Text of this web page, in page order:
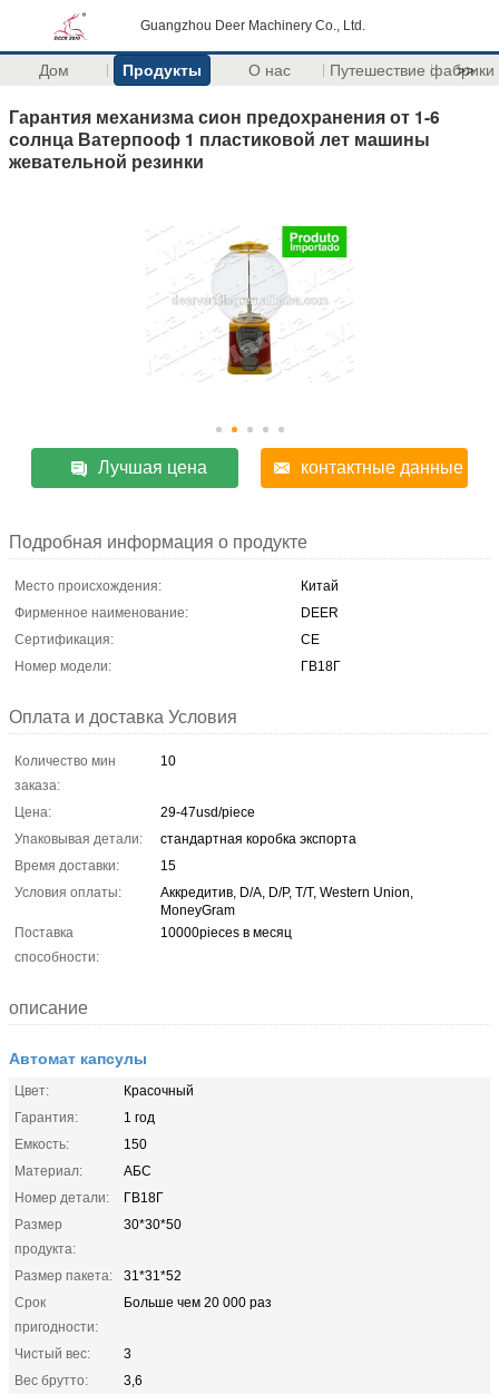
Guangzhou Deer Machinery Co., Ltd.
Дом Продукты О нас Путешествие фабрики
>>
Гарантия механизма сион предохранения от 1-6
солнца Ватерпооф 1 пластиковой лет машины
жевательной резинки
Лучшая цена контактные данные
Подробная информация о продукте
Место происхождения:
Китай
Фирменное наименование:
DEER
Сертификация:
CE
Номер модели:
ГВ18Г
Оплата и доставка Условия
Количество мин
заказа:
10
Цена:
29-47usd/piece
Упаковывая детали:
стандартная коробка экспорта
Время доставки:
15
Условия оплаты:
Аккредитив, D/A, D/P, T/T, Western Union,
MoneyGram
Поставка
способности:
10000pieces в месяц
описание
Автомат капсулы
Цвет:
Красочный
Гарантия:
1 год
Емкость:
150
Материал:
АБС
Номер детали:
ГВ18Г
Размер
продукта:
30*30*50
Размер пакета:
31*31*52
Срок
пригодности:
Больше чем 20 000 раз
Чистый вес:
3
Вес брутто:
3,6